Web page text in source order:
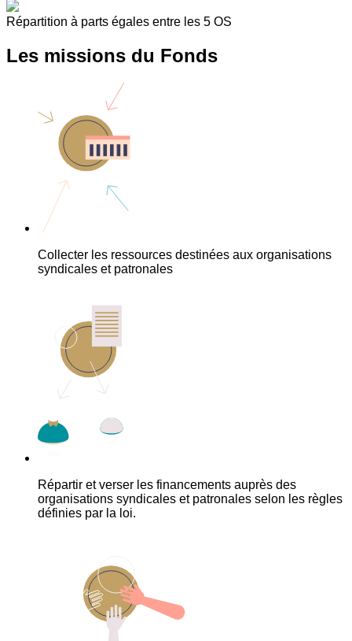
Répartition à parts égales entre les 5 OS
Les missions du Fonds
Collecter les ressources destinées aux organisations
syndicales et patronales
Répartir et verser les financements auprès des
organisations syndicales et patronales selon les règles
définies par la loi.